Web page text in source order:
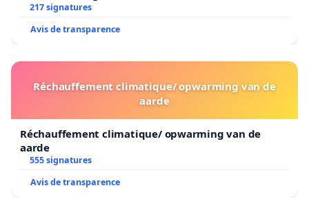
217 signatures
Avis de transparence
Réchauffement climatique/ opwarming van de
aarde
Réchauffement climatique/ opwarming van de
aarde
555 signatures
Avis de transparence